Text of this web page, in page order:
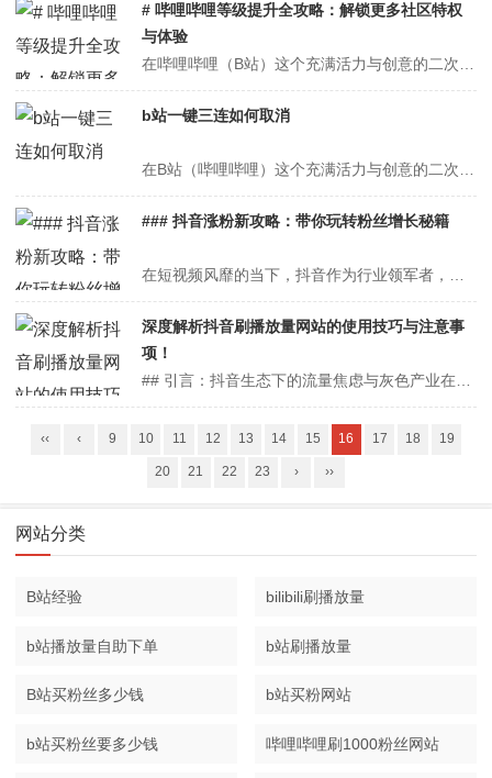
# 哔哩哔哩等级提升全攻略：解锁更多社区特权
与体验
b站一键三连如何取消
### 抖音涨粉新攻略：带你玩转粉丝增长秘籍
深度解析抖音刷播放量网站的使用技巧与注意事
项！
‹‹ ‹ 9 10 11 12 13 14 15 16 17 18 19
20 21 22 23 › ››
网站分类
B站经验 bilibili刷播放量
b站播放量自助下单 b站刷播放量
B站买粉丝多少钱 b站买粉网站
b站买粉丝要多少钱 哔哩哔哩刷1000粉丝网站